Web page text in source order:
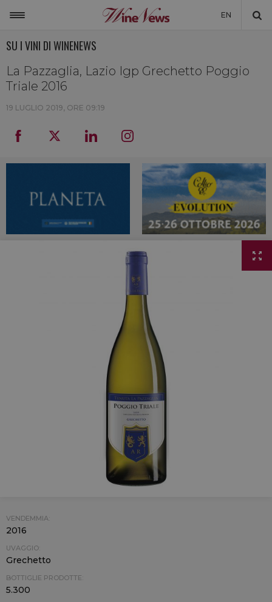
EN
MONDO
LA CANTINA DI WINENEWS
DICONO DI NOI
WINENEWS TV
SU I VINI DI WINENEWS
La Pazzaglia, Lazio Igp Grechetto Poggio
Triale 2016
19 LUGLIO 2019, ORE 09:19
VENDEMMIA:
2016
UVAGGIO:
Grechetto
BOTTIGLIE PRODOTTE:
5.300